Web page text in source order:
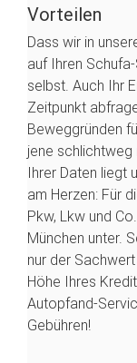
Vorteilen
Dass wir in
auf Ihren
selbst. Auch Ihr
Zeitpunkt
Beweggründen
jene schlichtweg
Ihrer Daten liegt
am Herzen: Für
Pkw, Lkw und
München unter.
nur der
Höhe Ihres
Autopfand-
Gebühren!